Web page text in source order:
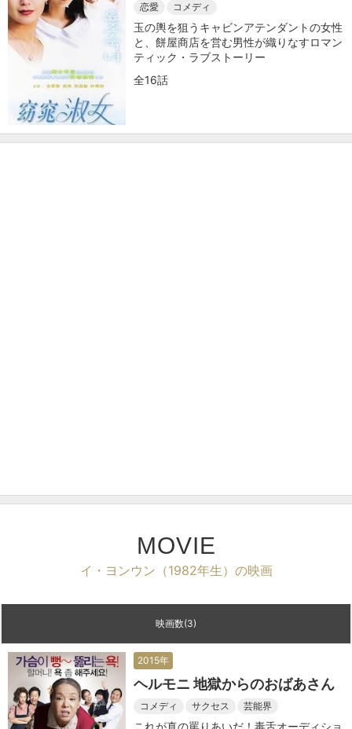
恋愛 コメディ
玉の輿を狙うキャビンアテンダントの女性
と、餅屋商店を営む男性が織りなすロマン
ティック・ラブストーリー
全16話
MOVIE
イ・ヨンウン（1982年生）の映画
映画数(3)
2015年
ヘルモニ 地獄からのおばあさん
コメディ サクセス 芸能界
これが真の罵りあいだ！毒舌オーディショ